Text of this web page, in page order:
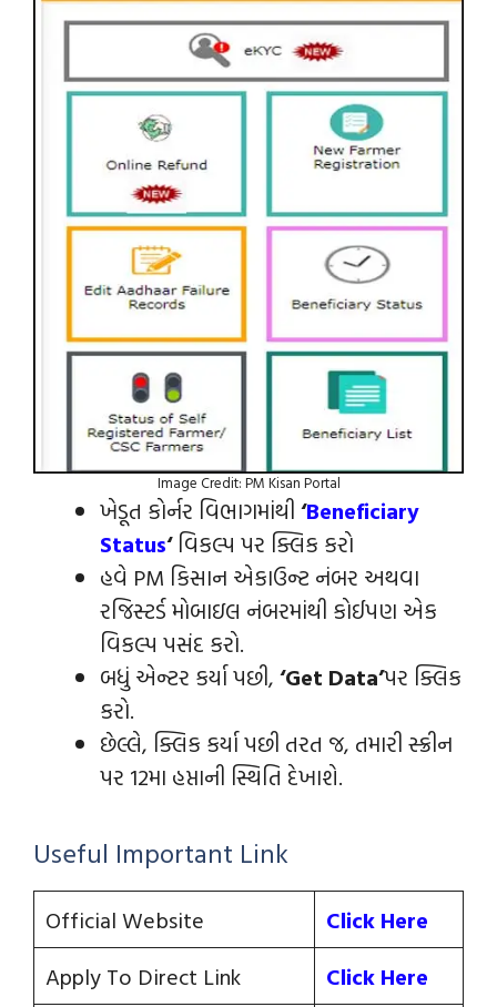
Image Credit: PM Kisan Portal
ખેડૂત કોર્નર વિભાગમાંથી ‘Beneficiary
Status‘વિકલ્પ પર ક્લિક કરો
હવે PM કિસાન એકાઉન્ટ નંબર અથવા
રજિસ્ટર્ડ મોબાઇલ નંબરમાંથી કોઈપણ એક
વિકલ્પ પસંદ કરો.
બધું એન્ટર કર્યા પછી, ‘Get Data’પર ક્લિક
કરો.
છેલ્લે, ક્લિક કર્યા પછી તરત જ, તમારી સ્ક્રીન
પર 12મા હપ્તાની સ્થિતિ દેખાશે.
Useful Important Link
Official Website
Click Here
Apply To Direct Link
Click Here